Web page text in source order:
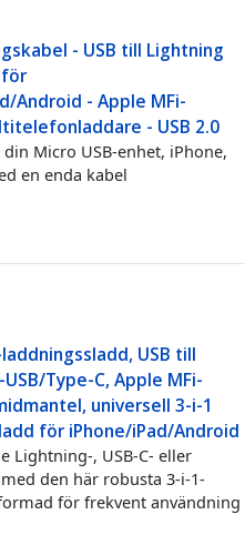
- USB till Lightning
för
Android - Apple MFi-
- USB 2.0
Micro USB-enhet, iPhone,
en enda kabel
USB till
Type-C, Apple MFi-
universell 3-i-1
för iPhone/iPad/Android
Lightning-, USB-C- eller
den här robusta 3-i-1-
för frekvent användning